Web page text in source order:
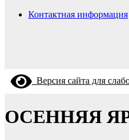
Контактная информация
Версия сайта для
ОСЕННЯЯ